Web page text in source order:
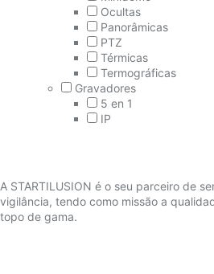
Ocultas
Panorâmicas
PTZ
Térmicas
Termográficas
Gravadores
5 en 1
IP
A STARTILUSION é o seu parceiro de
vigilância, tendo como missão a
topo de gama.